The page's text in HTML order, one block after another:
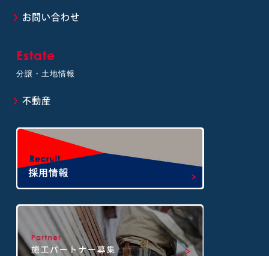
お問い合わせ
Estate
分譲・土地情報
不動産